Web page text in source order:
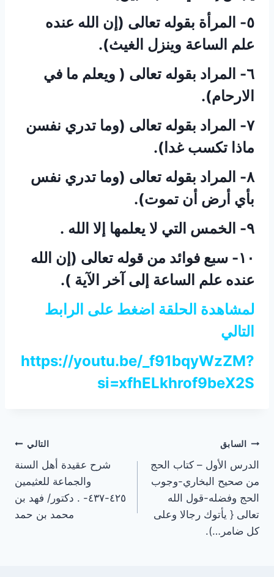
٥- المرأة بقوله تعالى (إن الله عنده
علم الساعة وينزل الغيث).
٦- المراد بقوله تعالى ( ويعلم ما في
الارحام).
٧- المراد بقوله تعالى (وما تدري نفسن
ماذا تكسب غدا).
٨- المراد بقوله تعالى (وما تدري نفس
بأي أرض أن تموت).
٩- الخمس التي لا يعلمها إلا الله .
١٠- سبع فوائد من قوله تعالى (إن الله
عنده علم الساعة إلى آخر الآية ).
لمشاهدة الحلقة اضغط على الرابط
التالي
https://youtu.be/_f91bqyWzZM?
si=xfhELkhrof9beX2S
تصفّح
المقالات
السابق
الدرس الأول – كتاب الحج
من صحيح البخاري-وجوب
الحج وفضله-قول الله
تعالى { يأتوك رجالا وعلى
كل ضامر…).
التالي
شرح عقيدة أهل السنة
والجماعة للعثيمين
٤٢٥-٤٣٧- . دكتور/ فهد بن
محمد بن حمد